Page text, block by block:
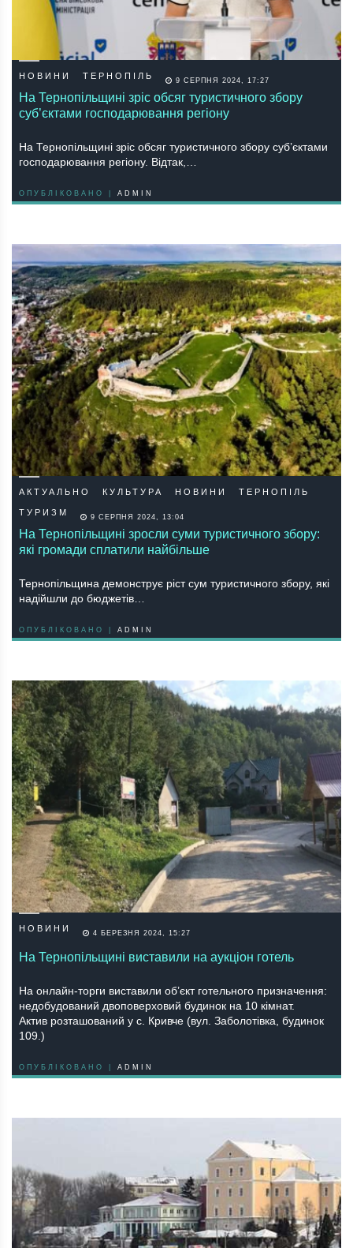
НОВИНИ ТЕРНОПІЛЬ 9 СЕРПНЯ 2024, 17:27
На Тернопільщині зріс обсяг туристичного збору
суб’єктами господарювання регіону
На Тернопільщині зріс обсяг туристичного збору суб’єктами
господарювання регіону. Відтак,…
ОПУБЛІКОВАНО | ADMIN
АКТУАЛЬНО КУЛЬТУРА НОВИНИ ТЕРНОПІЛЬ
ТУРИЗМ 9 СЕРПНЯ 2024, 13:04
На Тернопільщині зросли суми туристичного збору:
які громади сплатили найбільше
Тернопільщина демонструє ріст сум туристичного збору, які
надійшли до бюджетів…
ОПУБЛІКОВАНО | ADMIN
НОВИНИ 4 БЕРЕЗНЯ 2024, 15:27
На Тернопільщині виставили на аукціон готель
На онлайн-торги виставили об’єкт готельного призначення:
недобудований двоповерховий будинок на 10 кімнат.
Актив розташований у с. Кривче (вул. Заболотівка, будинок
109.)
ОПУБЛІКОВАНО | ADMIN